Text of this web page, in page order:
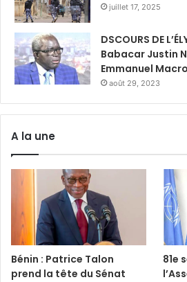
juillet 17, 2025
DSCOURS DE
Babacar Justin
Emmanuel
août 29, 2023
A la une
Bénin : Patrice Talon
prend la tête du Sénat
81e